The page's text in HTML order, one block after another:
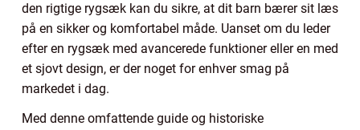
den rigtige rygsæk kan du sikre, at dit barn bærer sit læs
på en sikker og komfortabel måde. Uanset om du leder
efter en rygsæk med avancerede funktioner eller en med
et sjovt design, er der noget for enhver smag på
markedet i dag.
Med denne omfattende guide og historiske